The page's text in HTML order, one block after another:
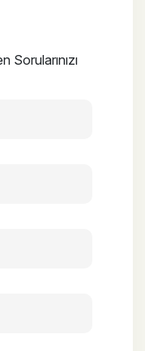
Sorularınızı